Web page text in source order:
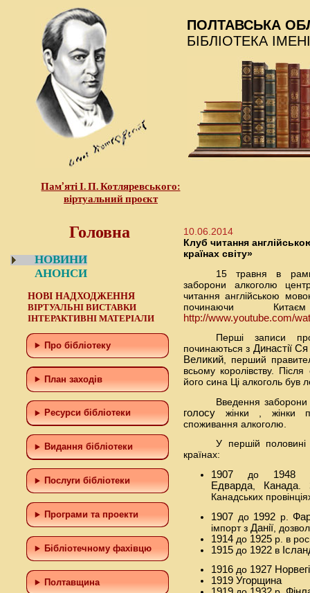
Пам’яті І. П. Котляревського:
віртуальний проєкт
ПОЛТАВСЬКА
БІБЛІОТЕКА
Головна
НОВИНИ
АНОНСИ
НОВІ НАДХОДЖЕННЯ
ВІРТУАЛЬНІ ВИСТАВКИ
ІНТЕРАКТИВНІ МАТЕРІАЛИ
Про бібліотеку
План заходів
Ресурси бібліотеки
Видання бібліотеки
Послуги бібліотеки
Програми та проекти
Бiблiотечному фахiвцю
Полтавщина
10.06.2014
Клуб читання
країнах світу»
15травня в
заборони алкоголю
читання англійською
починаючи
http://www.youtube.com/
Перші записи
починаються з Династії Ся
Великий , перший
всьому королівству.
його сина Ці алкоголь був
Введення заборони
голосу жінки , жінки
споживання алкоголю.
У першій половині
країнах:
1907 до 1948
Едварда
Канада .
Канадських
1907 до 1992 р.
імпорт з Данії ,
1914 до 1925 р. в
1915 до 1922 в
1916 до 1927
1919 Угорщина